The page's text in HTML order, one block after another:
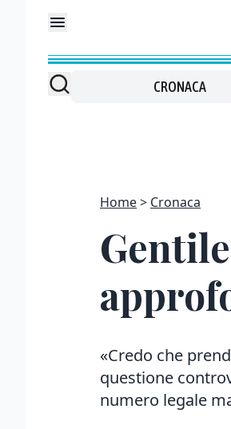
CRONACA
Home Cronaca
«Credo che
questione
numero legale